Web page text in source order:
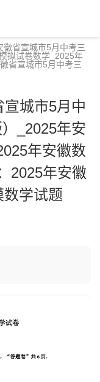
省宣城市5月中考三
拟试卷数学_2025年
省宣城市5月中考三
城市5月中
_2025年安
年安徽数
2025年安徽
学试题